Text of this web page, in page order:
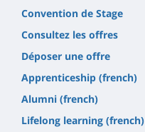
Convention de Stage
Consultez les offres
Déposer une offre
Apprenticeship (french)
Alumni (french)
Lifelong learning (french)